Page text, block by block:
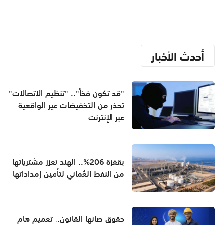
أحدث الأخبار
"قد تكون فخاً".. "تنظيم الاتصالات"
تحذر من التخفيضات غير الواقعية
عبر الإنترنت
بقفزة 206%.. الهند تعزز مشترياتها
من النفط العُماني لتأمين إمداداتها
حقوق صانها القانون.. تعميم هام